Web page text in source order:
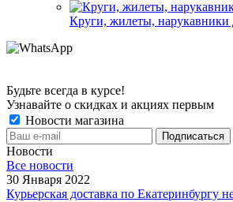
Круги, жилеты, нарукавники
Будьте всегда в курсе!
Узнавайте о скидках и акциях первым
Новости магазина
Новости
Все новости
30 Января 2022
Курьерская доставка по Екатеринбургу